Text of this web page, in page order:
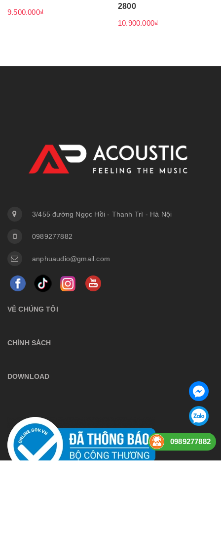
9.500.000₫
2800
10.900.000₫
3/455 đường Ngọc Hồi - Thanh Trì - Hà Nội
0989277882
anphuaudio@gmail.com
VỀ CHÚNG TÔI
CHÍNH SÁCH
DOWNLOAD
0989277882